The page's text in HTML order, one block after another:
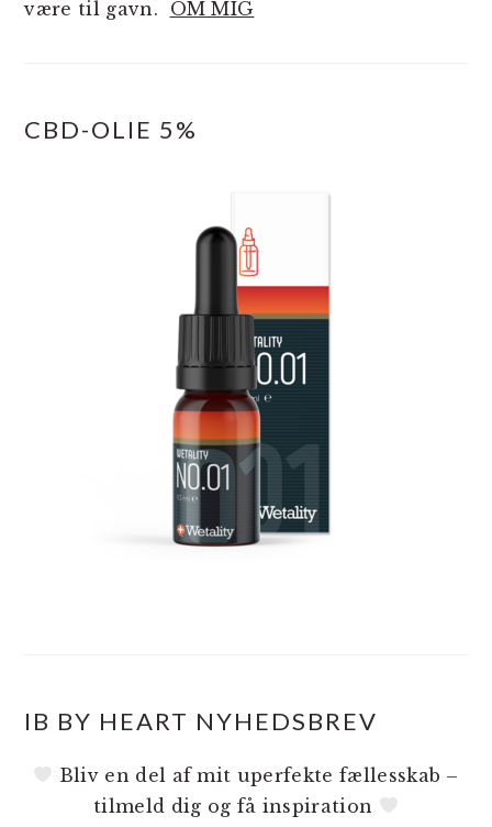
være til gavn. OM MIG
CBD-OLIE 5%
IB BY HEART NYHEDSBREV
Bliv en del af mit uperfekte fællesskab –
tilmeld dig og få inspiration